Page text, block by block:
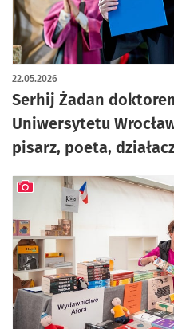
Serhij Żadan
Uniwersytetu
pisarz, poeta,
22.05.2026
artykuł z galerią zdjęć